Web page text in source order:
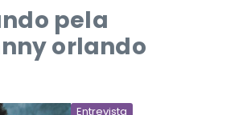
pela
orlando
Entrevista